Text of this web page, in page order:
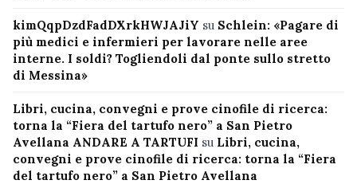
kimQqpDzdFadDXrkHWJAJiY su Schlein: «Pagare di
più medici e infermieri per lavorare nelle aree
interne. I soldi? Togliendoli dal ponte sullo stretto
di Messina»
Libri, cucina, convegni e prove cinofile di ricerca:
torna la “Fiera del tartufo nero” a San Pietro
Avellana ANDARE A TARTUFI su Libri, cucina,
convegni e prove cinofile di ricerca: torna la “Fiera
del tartufo nero” a San Pietro Avellana